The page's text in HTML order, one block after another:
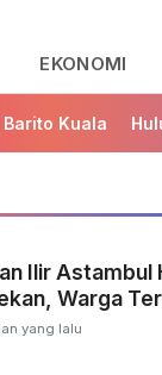
EKONOMI
Barito Kuala
Ilir Astambul
Warga
yang lalu